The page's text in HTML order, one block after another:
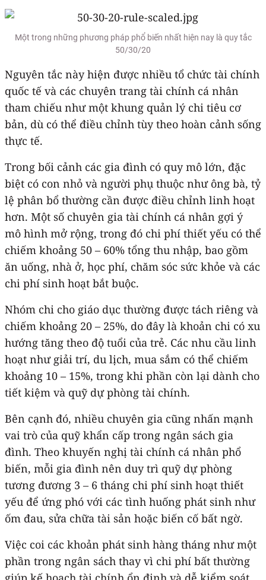
Một trong những phương pháp phổ biến nhất hiện nay là quy tắc
50/30/20
Nguyên tắc này hiện được nhiều tổ chức tài chính
quốc tế và các chuyên trang tài chính cá nhân
tham chiếu như một khung quản lý chi tiêu cơ
bản, dù có thể điều chỉnh tùy theo hoàn cảnh sống
thực tế.
Trong bối cảnh các gia đình có quy mô lớn, đặc
biệt có con nhỏ và người phụ thuộc như ông bà, tỷ
lệ phân bổ thường cần được điều chỉnh linh hoạt
hơn. Một số chuyên gia tài chính cá nhân gợi ý
mô hình mở rộng, trong đó chi phí thiết yếu có thể
chiếm khoảng 50 – 60% tổng thu nhập, bao gồm
ăn uống, nhà ở, học phí, chăm sóc sức khỏe và các
chi phí sinh hoạt bắt buộc.
Nhóm chi cho giáo dục thường được tách riêng và
chiếm khoảng 20 – 25%, do đây là khoản chi có xu
hướng tăng theo độ tuổi của trẻ. Các nhu cầu linh
hoạt như giải trí, du lịch, mua sắm có thể chiếm
khoảng 10 – 15%, trong khi phần còn lại dành cho
tiết kiệm và quỹ dự phòng tài chính.
Bên cạnh đó, nhiều chuyên gia cũng nhấn mạnh
vai trò của quỹ khẩn cấp trong ngân sách gia
đình. Theo khuyến nghị tài chính cá nhân phổ
biến, mỗi gia đình nên duy trì quỹ dự phòng
tương đương 3 – 6 tháng chi phí sinh hoạt thiết
yếu để ứng phó với các tình huống phát sinh như
ốm đau, sửa chữa tài sản hoặc biến cố bất ngờ.
Việc coi các khoản phát sinh hàng tháng như một
phần trong ngân sách thay vì chi phí bất thường